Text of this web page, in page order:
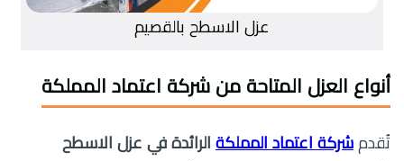
عزل الاسطح بالقصيم
أنواع العزل المتاحة من شركة اعتماد المملكة
تُقدم شركة اعتماد المملكة الرائدة في عزل الاسطح